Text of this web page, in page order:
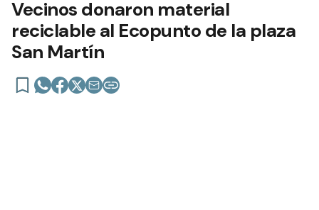
Vecinos donaron material
reciclable al Ecopunto de la plaza
San Martín